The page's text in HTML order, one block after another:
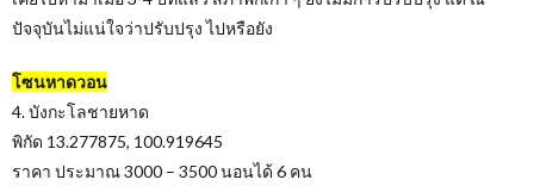
ปัจจุบันไม่แน่ใจว่าปรับปรุง ไปหรือยัง
โซนหาดวอน
4. บังกะโลชายหาด
พิกัด 13.277875, 100.919645
ราคา ประมาณ 3000 – 3500 นอนได้ 6 คน